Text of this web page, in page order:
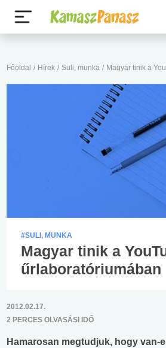
Főoldal / Hírek / Suli, munka / Magyar tinik a
#SULI, MUNKA
Magyar tinik a
űrlaboratóriumában
2012.02.17.
2 PERCES OLVASÁSI IDŐ
Hamarosan megtudjuk, hogy van-